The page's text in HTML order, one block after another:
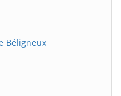
Béligneux